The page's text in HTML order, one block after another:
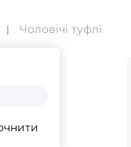
Чоловічі туфлі